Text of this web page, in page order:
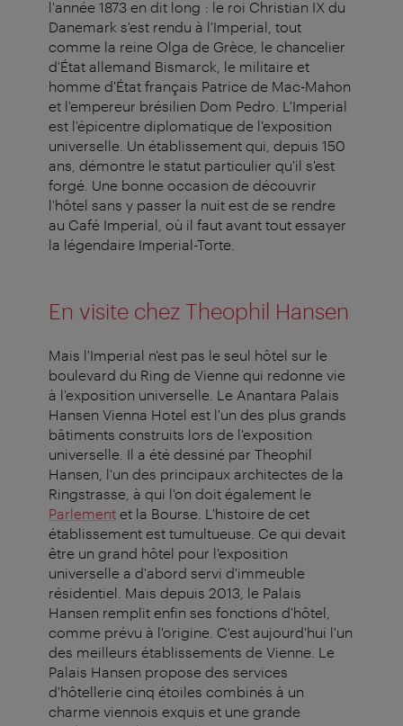
l'année 1873 en dit long : le roi Christian IX du
Danemark s'est rendu à l'Imperial, tout
comme la reine Olga de Grèce, le chancelier
d'État allemand Bismarck, le militaire et
homme d'État français Patrice de Mac-Mahon
et l'empereur brésilien Dom Pedro. L'Imperial
est l'épicentre diplomatique de l'exposition
universelle. Un établissement qui, depuis 150
ans, démontre le statut particulier qu'il s'est
forgé. Une bonne occasion de découvrir
l'hôtel sans y passer la nuit est de se rendre
au Café Imperial, où il faut avant tout essayer
la légendaire Imperial-Torte.
En visite chez Theophil Hansen
Mais l'Imperial n'est pas le seul hôtel sur le
boulevard du Ring de Vienne qui redonne vie
à l'exposition universelle. Le Anantara Palais
Hansen Vienna Hotel est l'un des plus grands
bâtiments construits lors de l'exposition
universelle. Il a été dessiné par Theophil
Hansen, l'un des principaux architectes de la
Ringstrasse, à qui l'on doit également le
Parlement et la Bourse. L'histoire de cet
établissement est tumultueuse. Ce qui devait
être un grand hôtel pour l'exposition
universelle a d'abord servi d'immeuble
résidentiel. Mais depuis 2013, le Palais
Hansen remplit enfin ses fonctions d'hôtel,
comme prévu à l'origine. C'est aujourd'hui l'un
des meilleurs établissements de Vienne. Le
Palais Hansen propose des services
d'hôtellerie cinq étoiles combinés à un
charme viennois exquis et une grande